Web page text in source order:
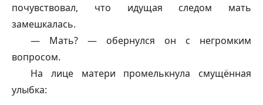
почувствовал, что идущая следом мать
замешкалась.
— Мать? — обернулся он с негромким
вопросом.
На лице матери промелькнула смущённая
улыбка: